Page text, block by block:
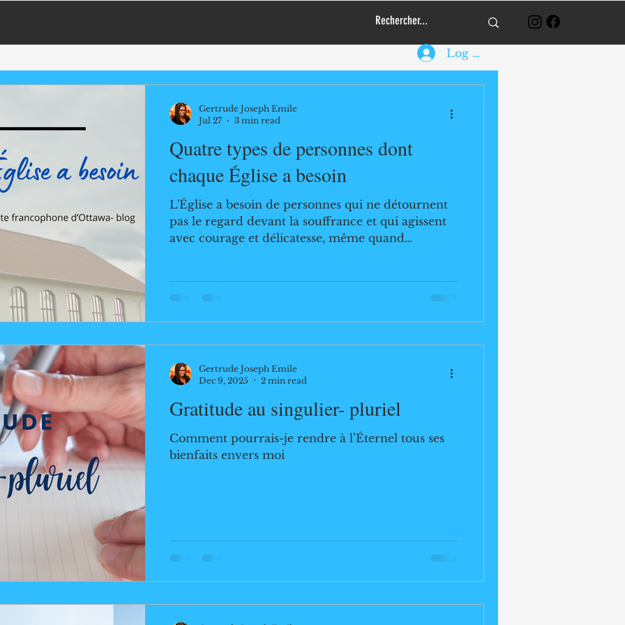
Log In
Quatre types de personnes dont
chaque Église a besoin
L'Église a besoin de personnes qui ne détournent
pas le regard devant la souffrance et qui agissent
avec courage et délicatesse, même quand
Gertrude Joseph Emile
Jul 27
3 min read
Gratitude au singulier- pluriel
Comment pourrais-je rendre à l’Éternel tous ses
bienfaits envers moi
Gertrude Joseph Emile
Dec 9, 2025
2 min read